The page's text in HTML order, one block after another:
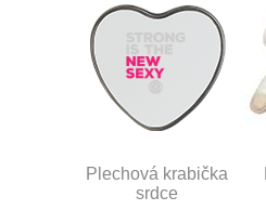
Plechová krabička
srdce